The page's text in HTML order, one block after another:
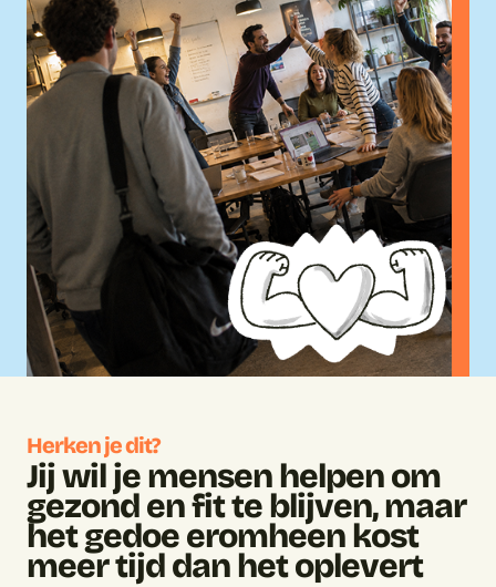
Herken je dit?
Jij wil je mensen helpen om
gezond en fit te blijven, maar
het gedoe eromheen kost
meer tijd dan het oplevert